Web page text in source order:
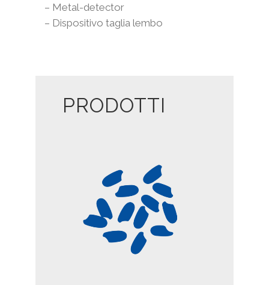
– Metal-detector
– Dispositivo taglia lembo
PRODOTTI
RISO